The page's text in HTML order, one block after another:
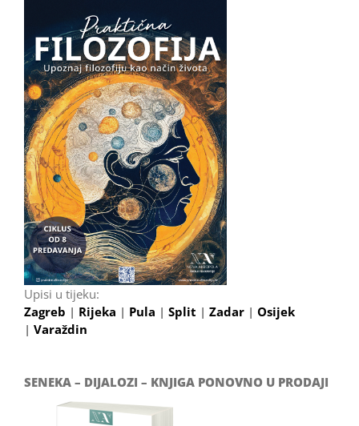
Upisi u tijeku:
Zagreb | Rijeka | Pula | Split | Zadar | Osijek
| Varaždin
SENEKA – DIJALOZI – KNJIGA PONOVNO U PRODAJI